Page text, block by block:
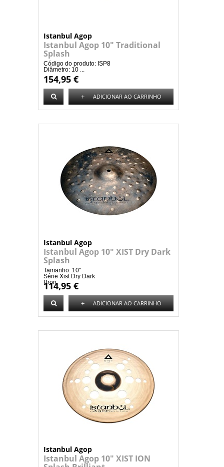
Istanbul Agop
Istanbul Agop 10" Traditional
Splash
Código do produto: ISP8
Diâmetro: 10 ...
154,95 €
+ ADICIONAR AO CARRINHO
Istanbul Agop
Istanbul Agop 10" XIST Dry Dark
Splash
Tamanho: 10"
Série Xist Dry Dark
Bron...
114,95 €
+ ADICIONAR AO CARRINHO
Istanbul Agop
Istanbul Agop 10" XIST ION